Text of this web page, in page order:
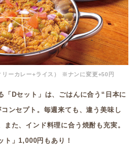
ーカレー+ライス） ※ナンに変更+50円
「Dセット」は、ごはんに合う“日本に
ンセプト。毎週来ても、違う美味し
た、インド料理に合う焼酎も充実。
ト」1,000円もあり！